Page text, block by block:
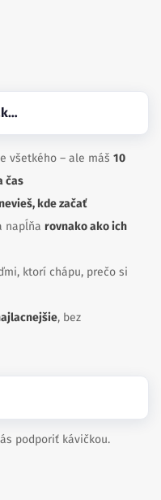
všetkého – ale máš 10
čas
nevieš, kde začať
napĺňa rovnako ako ich
ktorí chápu, prečo si
, bez
podporiť kávičkou.